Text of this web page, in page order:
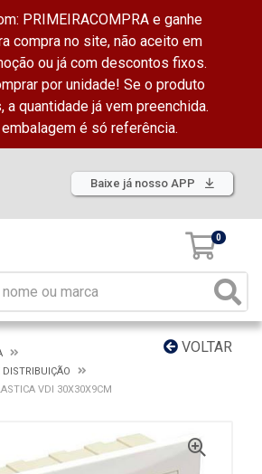
PRIMEIRACOMPRA e ganhe
compra no site, não aceito em
ou já com descontos fixos.
por unidade! Se o produto
quantidade já vem preenchida.
é só referência.
Baixe já nosso APP
0
VOLTAR
DISTRIBUIÇÃO
VDI 30X30X9CM